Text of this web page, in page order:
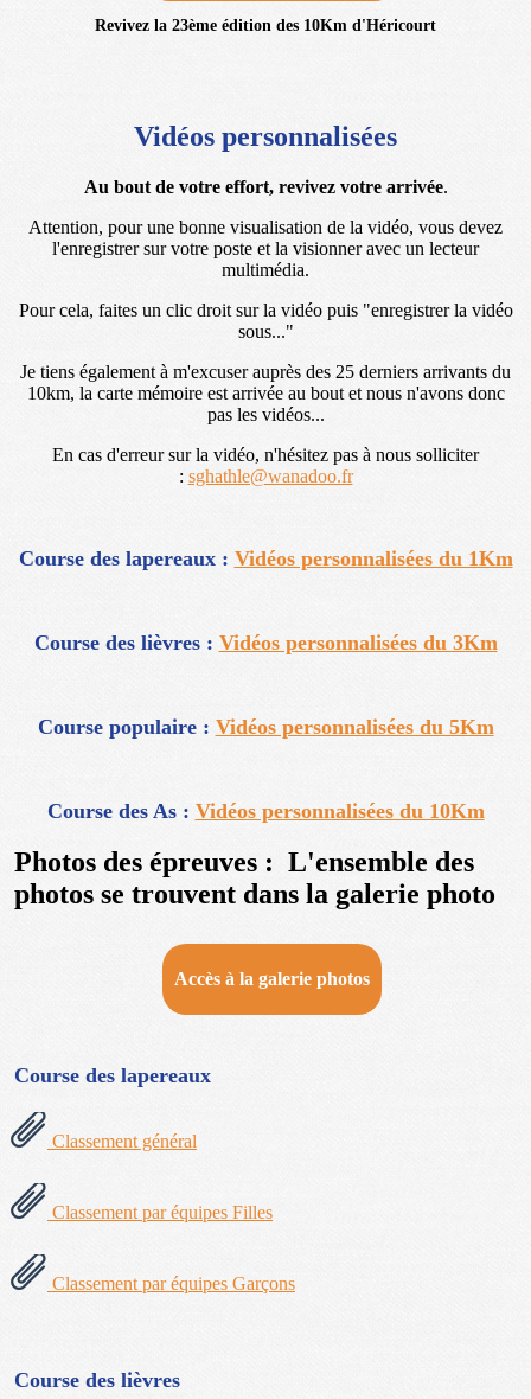
Revivez la 23ème édition des 10Km d'Héricourt
Vidéos personnalisées
Au bout de votre effort, revivez votre arrivée.
Attention, pour une bonne visualisation de la vidéo, vous devez
l'enregistrer sur votre poste et la visionner avec un lecteur
multimédia.
Pour cela, faites un clic droit sur la vidéo puis "enregistrer la vidéo
sous..."
Je tiens également à m'excuser auprès des 25 derniers arrivants du
10km, la carte mémoire est arrivée au bout et nous n'avons donc
pas les vidéos...
En cas d'erreur sur la vidéo, n'hésitez pas à nous solliciter
: sghathle@wanadoo.fr
Course des lapereaux : Vidéos personnalisées du 1Km
Course des lièvres : Vidéos personnalisées du 3Km
Course populaire : Vidéos personnalisées du 5Km
Course des As : Vidéos personnalisées du 10Km
Photos des épreuves : L'ensemble des
photos se trouvent dans la galerie photo
Accès à la galerie photos
Course des lapereaux
Classement général
Classement par équipes Filles
Classement par équipes Garçons
Course des lièvres